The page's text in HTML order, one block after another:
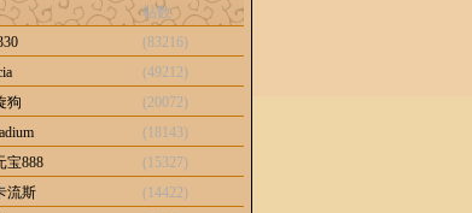
帖数
(83216)
(49212)
狗
(20072)
(18143)
宝888
(15327)
流斯
(14422)